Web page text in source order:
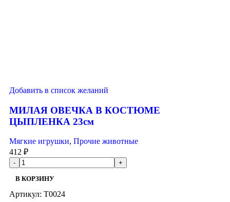
Добавить в список желаний
МИЛАЯ ОВЕЧКА В КОСТЮМЕ
ЦЫПЛЕНКА 23см
Мягкие игрушки, Прочие животные
412 ₽
В КОРЗИНУ
Артикул: T0024